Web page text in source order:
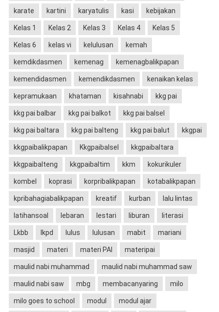
karate kartini karyatulis kasi kebijakan
Kelas 1 Kelas 2 Kelas 3 Kelas 4 Kelas 5
Kelas 6 kelas vi kelulusan kemah
kemdikdasmen kemenag kemenagbalikpapan
kemendidasmen kemendikdasmen kenaikan kelas
kepramukaan khataman kisahnabi kkg pai
kkg pai balbar kkg pai balkot kkg pai balsel
kkg pai baltara kkg pai balteng kkg pai balut kkgpai
kkgpaibalikpapan Kkgpaibalsel kkgpaibaltara
kkgpaibalteng kkgpaibaltim kkm kokurikuler
kombel koprasi korpribalikpapan kotabalikpapan
kpribahagiabalikpapan kreatif kurban lalu lintas
latihansoal lebaran lestari liburan literasi
Lkbb lkpd lulus lulusan mabit mariani
masjid materi materi PAI materipai
maulid nabi muhammad maulid nabi muhammad saw
maulid nabi saw mbg membacanyaring milo
milo goes to school modul modul ajar